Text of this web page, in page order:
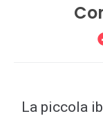
La piccola